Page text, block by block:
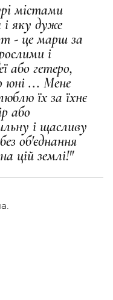
мiстами
і яку дуже
- це марш за
і
або гетеро,
юні ... Мене
їх за їхнє
або
і щасливу
об'єднання
цій землі!"